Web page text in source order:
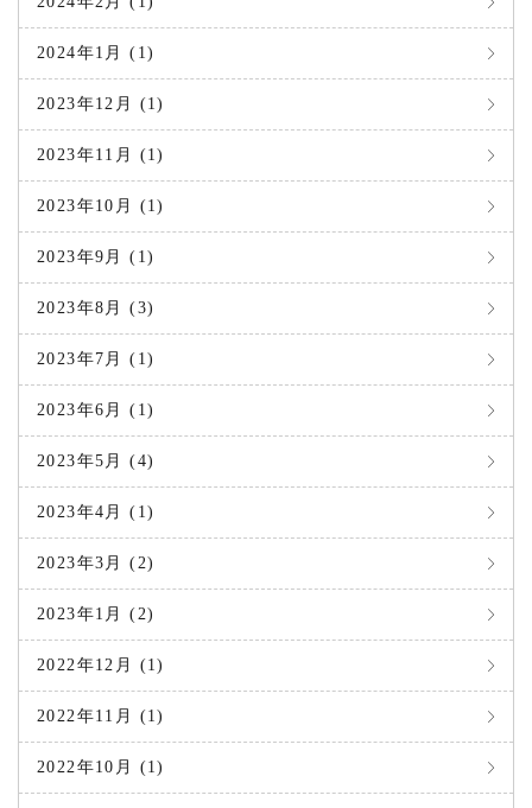
2024年1月 (1)
2023年12月 (1)
2023年11月 (1)
2023年10月 (1)
2023年9月 (1)
2023年8月 (3)
2023年7月 (1)
2023年6月 (1)
2023年5月 (4)
2023年4月 (1)
2023年3月 (2)
2023年1月 (2)
2022年12月 (1)
2022年11月 (1)
2022年10月 (1)